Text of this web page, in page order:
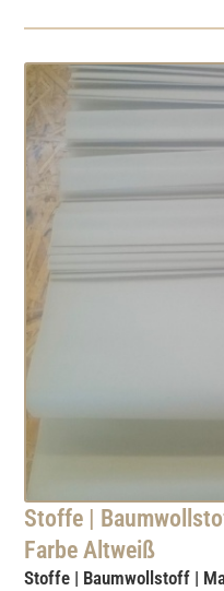
Stoffe |
Farbe Altweiß
Stoffe | Baumwollstoff |